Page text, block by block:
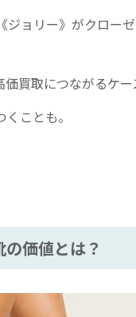
ョリー》がクロー
買取につながるケー
ことも。
価値とは？